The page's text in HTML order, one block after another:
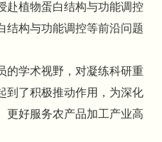
赴植物蛋白结构与功能调控
结构与功能调控等前沿问题
的学术视野，对凝练科研重
到了积极推动作用，为深化
更好服务农产品加工产业高